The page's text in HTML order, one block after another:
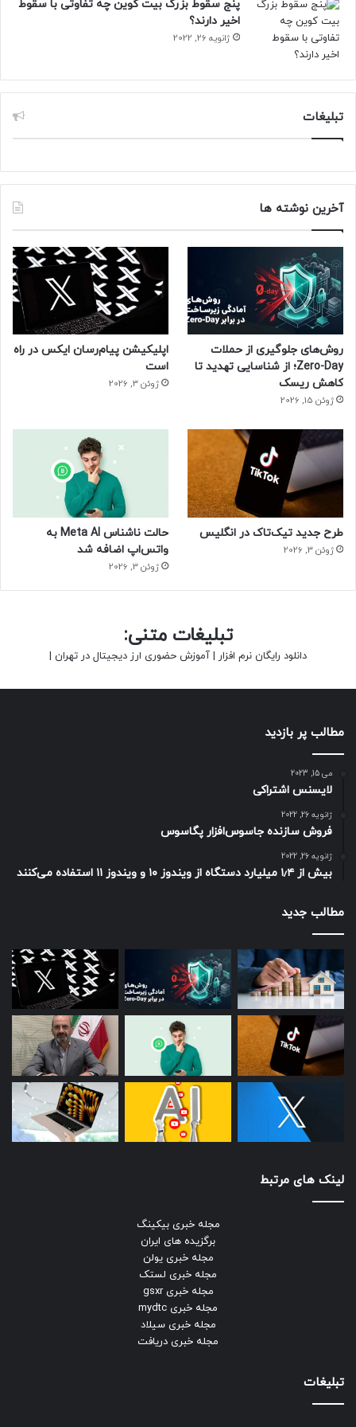
مجله خبری نیوزلن
پنج سقوط بزرگ بیت کوین چه تفاوتی با سقوط
اخیر دارند؟
ژانویه 26, 2022
تبلیغات
آخرین نوشته ها
روش‌های جلوگیری از حملات
Zero-Day؛ از شناسایی تهدید تا
کاهش ریسک
ژوئن 15, 2026
اپلیکیشن پیام‌رسان ایکس در راه
است
ژوئن 3, 2026
طرح جدید تیک‌تاک در انگلیس
ژوئن 3, 2026
حالت ناشناس Meta AI به
واتس‌اپ اضافه شد
ژوئن 3, 2026
تبلیغات متنی:
دانلود رایگان نرم افزار | آموزش حضوری ارز دیجیتال در تهران |
مطالب پر بازدید
می 15, 2023
لایسنس اشتراکی
ژانویه 26, 2022
فروش سازنده جاسوس‌افزار پگاسوس
ژانویه 26, 2022
بیش از ۱٫۴ میلیارد دستگاه از ویندوز ۱۰ و ویندوز ۱۱ استفاده می‌کنند
مطالب جدید
لینک های مرتبط
مجله خبری بیکینگ
برگزیده های ایران
مجله خبری یولن
مجله خبری لستک
مجله خبری gsxr
مجله خبری mydtc
مجله خبری سیلاد
مجله خبری دریافت
تبلیغات